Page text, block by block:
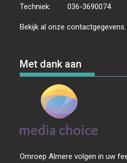
Techniek:
036-3690074
Bekijk al onzecontactgegevens
Met dank aan
Omroep Almere volgen in uw